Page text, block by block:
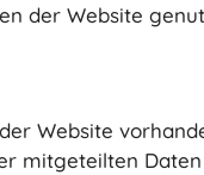
der Website
Website
mitgeteilten